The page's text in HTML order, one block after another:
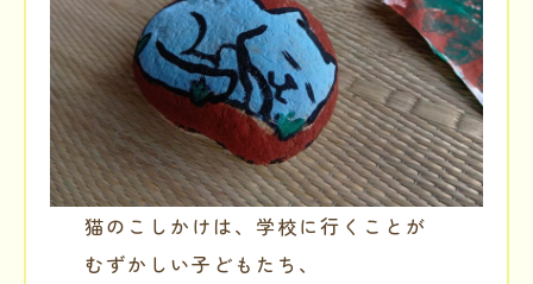
猫のこしかけは、学校に行くことが
むずかしい子どもたち、